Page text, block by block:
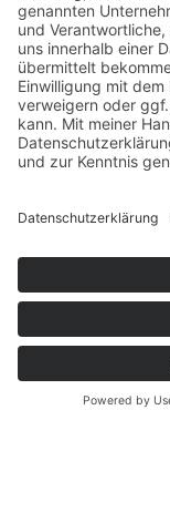
Mit einem
Angebot aus
zur ökologischen
Kreativideen sowie
und Klimaschutz
dazu ein, das
diesem
richtet sich an
macht neugierig
vor der eigenen
Internetseite
sowie viele
Schule und